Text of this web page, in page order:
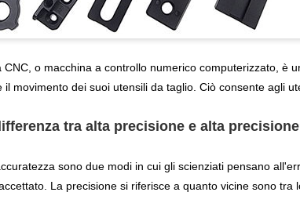
CNC, o macchina a controllo numerico computerizzato, è
il movimento dei suoi utensili da taglio. Ciò consente agli
tra alta precisione e alta
sono due modi in cui gli scienziati pensano
La precisione si riferisce a quanto vicine sono